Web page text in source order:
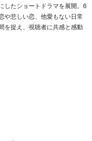
したショートドラマを展開。6
や悲しい恋、他愛もない日常
を捉え、視聴者に共感と感動